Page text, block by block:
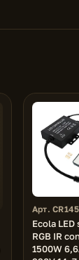
Арт.
Ecola
RGB IR
1500W